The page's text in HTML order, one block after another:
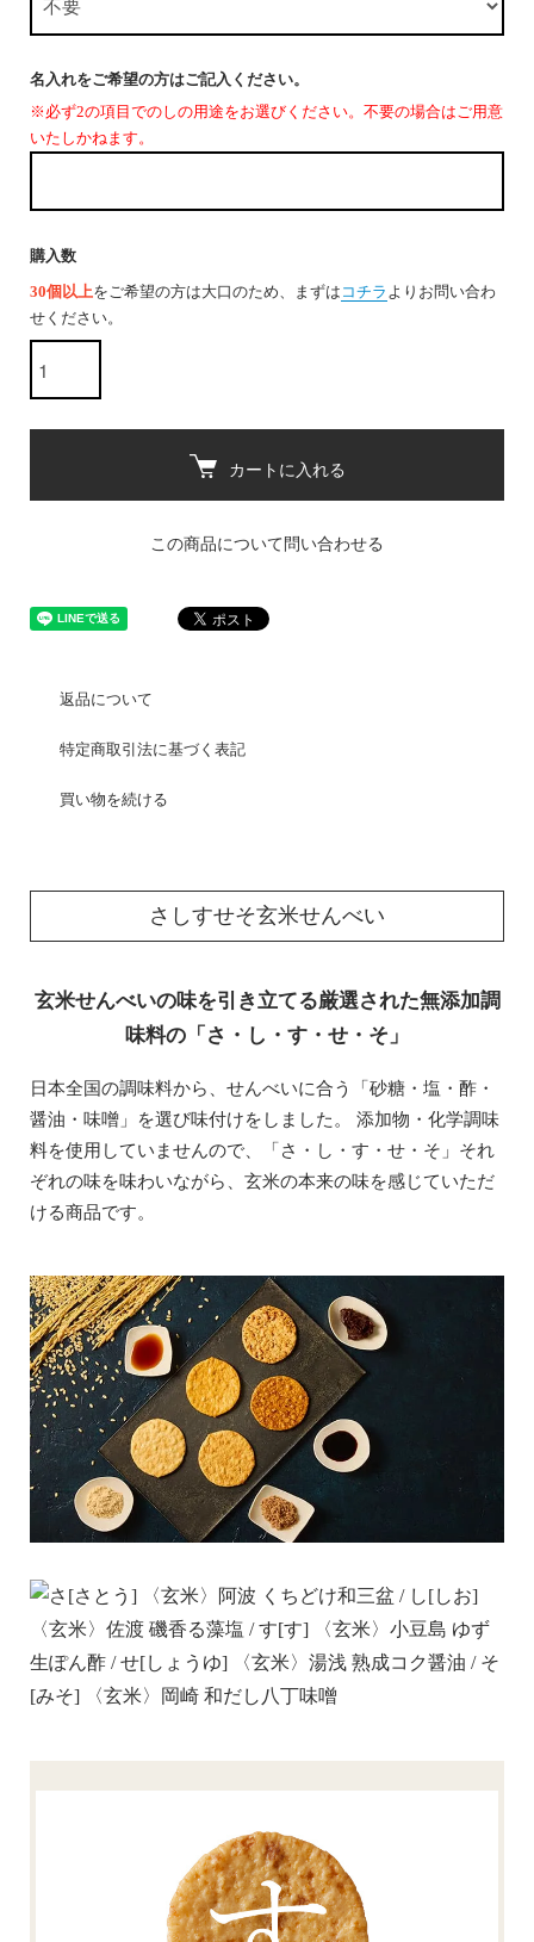
名入れをご希望の方はご記入ください。
※必ず2の項目でのしの用途をお選びください。不要の場合はご用意
いたしかねます。
購入数
30個以上をご希望の方は大口のため、まずは コチラ よりお問い合わ
せください。
カートに入れる
この商品について問い合わせる
返品について
特定商取引法に基づく表記
買い物を続ける
さしすせそ玄米せんべい
玄米せんべいの味を引き立てる厳選された無添加調
味料の「さ・し・す・せ・そ」
日本全国の調味料から、せんべいに合う「砂糖・塩・酢・
醤油・味噌」を選び味付けをしました。 添加物・化学調味
料を使用していませんので、「さ・し・す・せ・そ」それ
ぞれの味を味わいながら、玄米の本来の味を感じていただ
ける商品です。